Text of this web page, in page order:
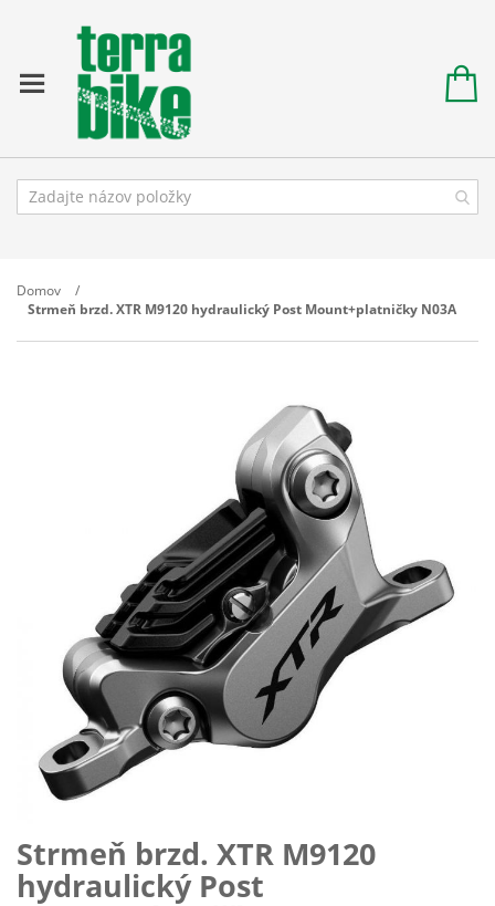
Domov
Strmeň brzd. XTR M9120 hydraulický Post Mount+platničky N03A
Strmeň brzd. XTR M9120
hydraulický Post
Preskočiť
na
začiatok